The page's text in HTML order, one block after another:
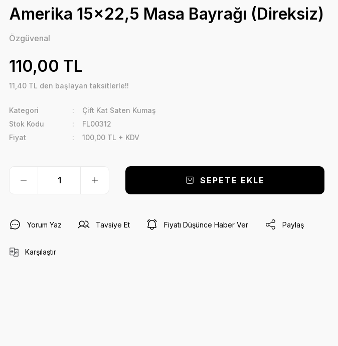
Amerika 15x22,5 Masa Bayrağı (Direksiz)
Özgüvenal
110,00 TL
11,40 TL den başlayan taksitlerle!!
Kategori
Çift Kat Saten Kumaş
Stok Kodu
FL00312
Fiyat
100,00 TL + KDV
SEPETE EKLE
Yorum Yaz Tavsiye Et Fiyatı Düşünce Haber Ver Paylaş
Karşılaştır